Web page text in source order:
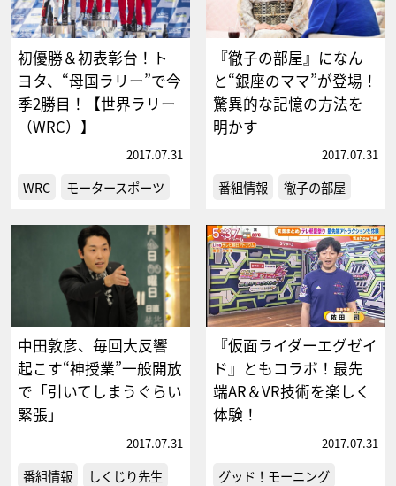
初優勝＆初表彰台！ト
ヨタ、“母国ラリー”で今
季2勝目！【世界ラリー
（WRC）】
2017.07.31
WRC モータースポーツ
『徹子の部屋』になん
と“銀座のママ”が登場！
驚異的な記憶の方法を
明かす
2017.07.31
番組情報 徹子の部屋
中田敦彦、毎回大反響
起こす“神授業”一般開放
で「引いてしまうぐらい
緊張」
2017.07.31
番組情報 しくじり先生
『仮面ライダーエグゼイ
ド』ともコラボ！最先
端AR＆VR技術を楽しく
体験！
2017.07.31
グッド！モーニング